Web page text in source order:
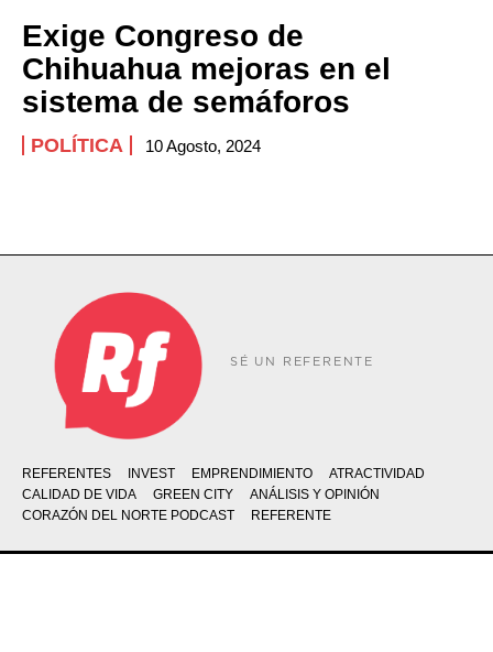
Exige Congreso de
Chihuahua mejoras en el
sistema de semáforos
POLÍTICA 10 Agosto, 2024
SÉ UN REFERENTE
REFERENTES INVEST EMPRENDIMIENTO
ATRACTIVIDAD
CALIDAD DE VIDA
GREEN CITY
ANÁLISIS Y OPINIÓN
CORAZÓN DEL NORTE PODCAST
REFERENTE